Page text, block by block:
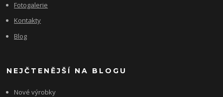
Fotogalerie
Kontakty
Blog
NEJČTENĚJŠÍ NA BLOGU
Nové výrobky